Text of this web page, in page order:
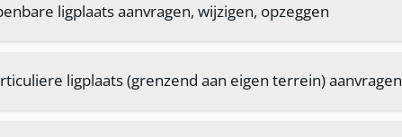
ligplaats aanvragen, wijzigen, opzeggen
ligplaats (grenzend aan eigen terrein) aanvragen